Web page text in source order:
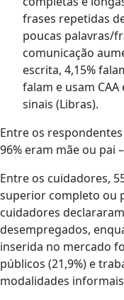
frases repetidas
poucas palavras/
comunicação
escrita, 4,15%
falam e usam
sinais (Libras).
Entre os
96% eram mãe ou pai
Entre os cuidadores,
superior completo ou
cuidadores
desempregados,
inserida no mercado
públicos (21,9%) e
modalidades